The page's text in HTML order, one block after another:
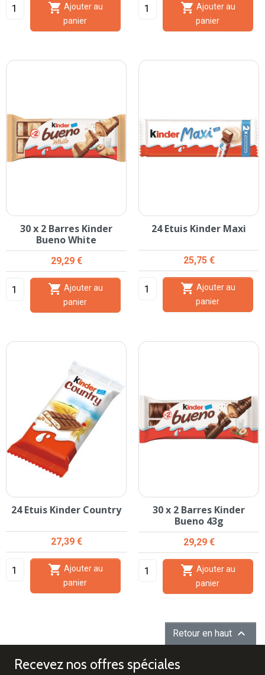

panier

panier
30 x 2 Barres Kinder
Bueno White
Prix
29,29 €

panier
24 Etuis Kinder Maxi
Prix
25,75 €

panier
24 Etuis Kinder Country
Prix
27,39 €

panier
30 x 2 Barres Kinder
Bueno 43g
Prix
29,29 €

panier
Retour en haut 
Recevez nos offres spéciales